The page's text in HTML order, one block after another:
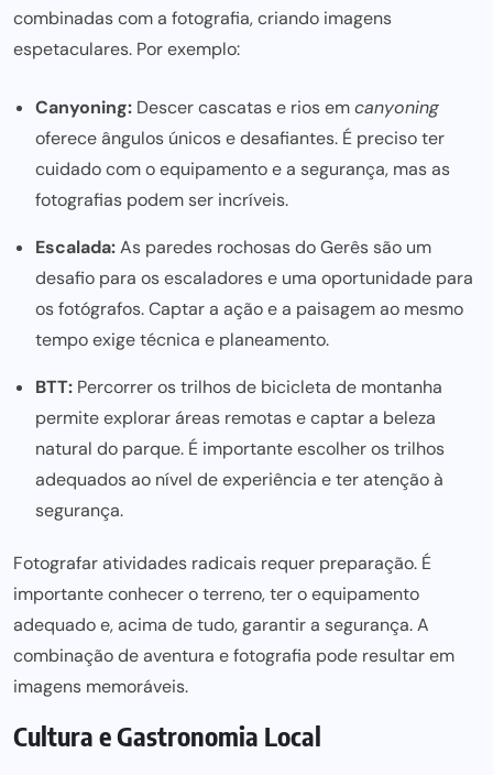
combinadas com a fotografia,criando imagens
espetaculares. Por exemplo:
Canyoning: Descer cascatas e rios emcanyoning
oferece ângulos únicos e desafiantes. É preciso ter
cuidado com o equipamento e a segurança, mas as
fotografias podem ser incríveis.
Escalada:As paredes rochosas do Gerês são um
desafio para os escaladores e uma oportunidade para
os fotógrafos. Captar a ação e a paisagem ao mesmo
tempo exige técnica e planeamento.
BTT: Percorrer os trilhos de bicicleta de montanha
permite explorar áreas remotas e captar a beleza
natural do parque. É importante escolher os trilhos
adequados ao nível de experiência e ter atenção à
segurança.
Fotografar atividades radicais requer preparação. É
importante conhecer o terreno, ter o equipamento
adequado e, acima de tudo, garantir a segurança. A
combinação de aventura e fotografia pode resultar em
imagens memoráveis.
Cultura e Gastronomia Local